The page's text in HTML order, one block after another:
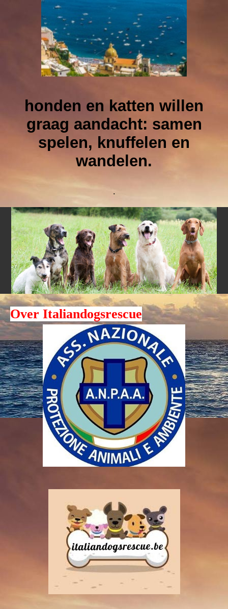
honden en katten willen
graag aandacht: samen
spelen, knuffelen en
wandelen.
.
Over Italiandogsrescue